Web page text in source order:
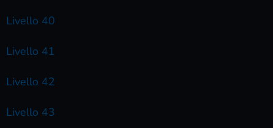
Livello 40
Livello 41
Livello 42
Livello 43